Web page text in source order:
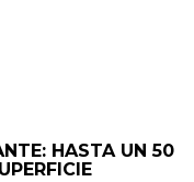
HASTA UN 50